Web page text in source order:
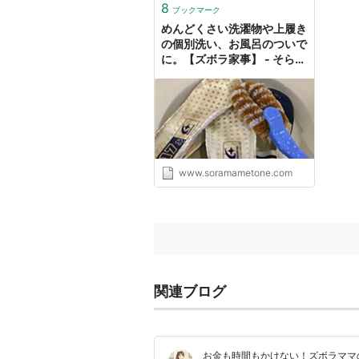
8 ブックマーク
めんどくさい洗濯物や上履き
の個別洗い、お風呂のついで
に。【ズボラ家事】 - そらま
www.soramametone.com
関連ブログ
お金も時間もかけない！ズボラママ